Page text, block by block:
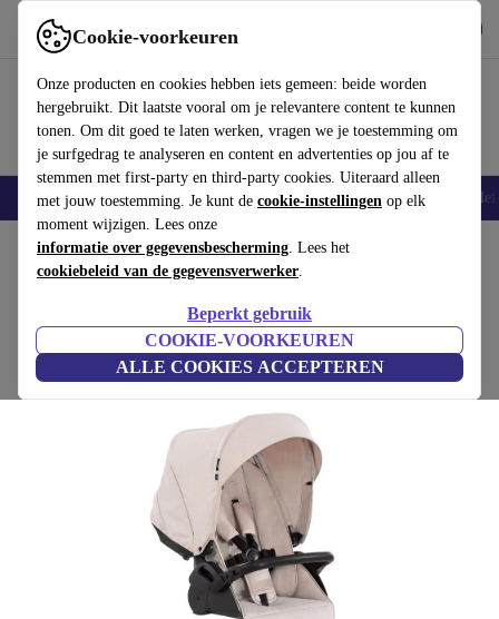
Cookie-voorkeuren
Onze producten en cookies hebben iets gemeen: beide worden
hergebruikt. Dit laatste vooral om je relevantere content te kunnen
tonen. Om dit goed te laten werken, vragen we je toestemming om
je surfgedrag te analyseren en content en advertenties op jou af te
stemmen met first-party en third-party cookies. Uiteraard alleen
met jouw toestemming. Je kunt de cookie-instellingen op elk
moment wijzigen. Lees onze
informatie over gegevensbescherming. Lees het
cookiebeleid van de gegevensverwerker.
Beperkt gebruik
COOKIE-VOORKEUREN
ALLE COOKIES ACCEPTEREN
Gebruik refurbed snel en eenvoudig
Smartphones Laptops Tablets Smartwatches Accessoires
Home Baby & kinderen Kinderwagens & Buggy's
Hauck Vision X sportwagenopzetstuk
beige
(Beoordelingen worden verzameld)